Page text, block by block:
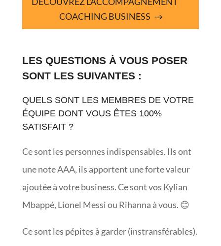
COACHING BUSINESS
LES QUESTIONS À VOUS POSER
SONT LES SUIVANTES :
QUELS SONT LES MEMBRES DE VOTRE
ÉQUIPE DONT VOUS ÊTES 100%
SATISFAIT ?
Ce sont les personnes indispensables. Ils ont
une note AAA, ils apportent une forte valeur
ajoutée à votre business. Ce sont vos Kylian
Mbappé, Lionel Messi ou Rihanna à vous. 😊
Ce sont les pépites à garder (instransférables).